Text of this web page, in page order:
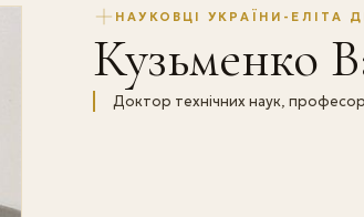
НАУКОВЦІ УКРАЇНИ-ЕЛІТА
Кузьменко
Доктор технічних наук,